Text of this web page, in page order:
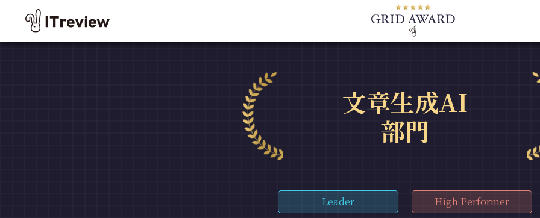
文章生成AI
部門
Leader High Performer